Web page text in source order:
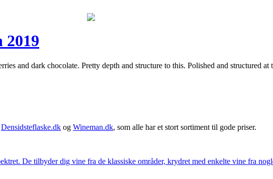
2019
and dark chocolate. Pretty depth and structure to this. Polished and structured at
Densidsteflaske.dk og Wineman.dk, som alle har et stort sortiment til gode priser.
De tilbyder dig vine fra de klassiske områder, krydret med enkelte vine fra